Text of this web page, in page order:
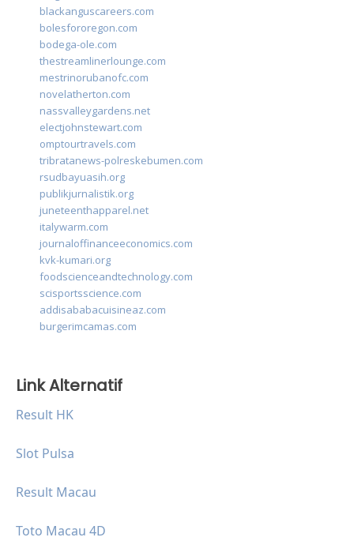
blackanguscareers.com
bolesfororegon.com
bodega-ole.com
thestreamlinerlounge.com
mestrinorubanofc.com
novelatherton.com
nassvalleygardens.net
electjohnstewart.com
omptourtravels.com
tribratanews-polreskebumen.com
rsudbayuasih.org
publikjurnalistik.org
juneteenthapparel.net
italywarm.com
journaloffinanceeconomics.com
kvk-kumari.org
foodscienceandtechnology.com
scisportsscience.com
addisababacuisineaz.com
burgerimcamas.com
Link Alternatif
Result HK
Slot Pulsa
Result Macau
Toto Macau 4D